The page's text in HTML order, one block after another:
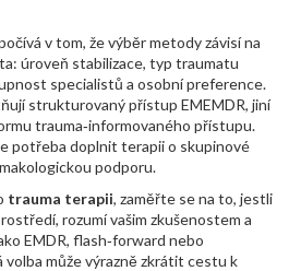
v tom, že výběr metody závisí na
úroveň stabilizace, typ traumatu
specialistů a osobní preference.
strukturovaný přístup EMEMDR, jiní
trauma‑informovaného přístupu.
potřeba doplnit terapii o skupinové
podporu.
trauma terapii, zaměřte se na to, jestli
rozumí vašim zkušenostem a
EMDR, flash‑forward nebo
volba může výrazně zkrátit cestu k